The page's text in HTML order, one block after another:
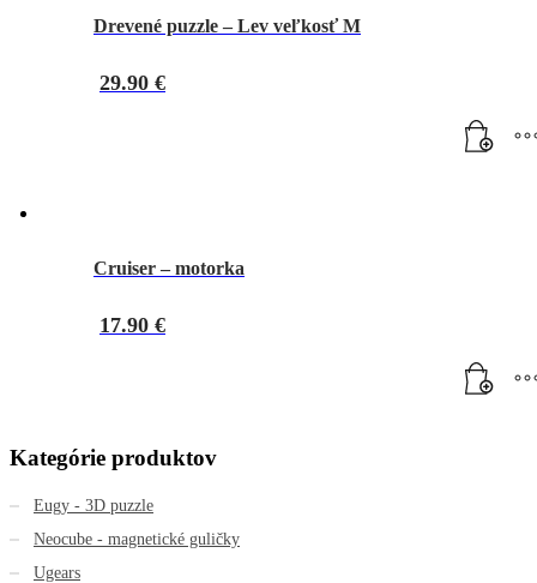
Drevené puzzle – Lev veľkosť M
29.90 €
Cruiser – motorka
17.90 €
Kategórie produktov
Eugy - 3D puzzle
Neocube - magnetické guličky
Ugears